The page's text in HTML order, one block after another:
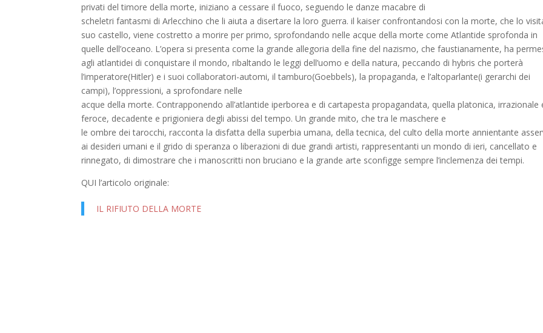
privati del timore della morte, iniziano a cessare il fuoco, seguendo le danze macabre di
scheletri fantasmi di Arlecchino che li aiuta a disertare la loro guerra. il kaiser confrontandosi con la morte, che lo
suo castello, viene costretto a morire per primo, sprofondando nelle acque della morte come Atlantide sprofonda in
quelle dell’oceano. L’opera si presenta come la grande allegoria della fine del nazismo, che faustianamente, ha
agli atlantidei di conquistare il mondo, ribaltando le leggi dell’uomo e della natura, peccando di hybris che porterà
l’imperatore(Hitler) e i suoi collaboratori-automi, il tamburo(Goebbels), la propaganda, e l’altoparlante(i gerarchi dei
campi), l’oppressioni, a sprofondare nelle
acque della morte. Contrapponendo all’atlantide iperborea e di cartapesta propagandata, quella platonica, irrazionale
feroce, decadente e prigioniera degli abissi del tempo. Un grande mito, che tra le maschere e
le ombre dei tarocchi, racconta la disfatta della superbia umana, della tecnica, del culto della morte annientante
ai desideri umani e il grido di speranza o liberazioni di due grandi artisti, rappresentanti un mondo di ieri, cancellato e
rinnegato, di dimostrare che i manoscritti non bruciano e la grande arte sconfigge sempre l’inclemenza dei tempi.
QUI l’articolo originale:
IL RIFIUTO DELLA MORTE